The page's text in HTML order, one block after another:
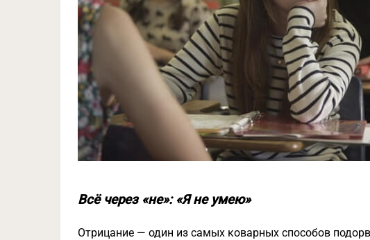
Всё через «не»: «Я не умею»
Отрицание — один из самых коварных способов